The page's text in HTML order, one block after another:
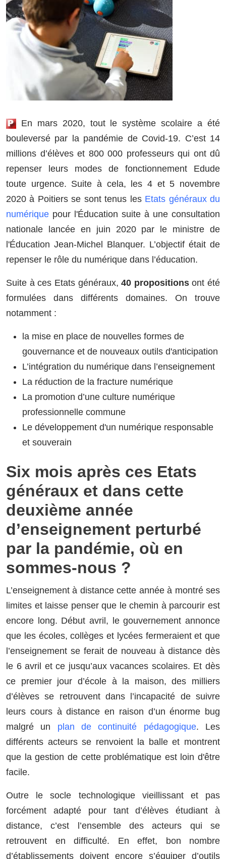
En mars 2020, tout le système scolaire a été
bouleversé par la pandémie de Covid-19. C’est 14
millions d’élèves et 800 000 professeurs qui ont dû
repenser leurs modes de fonctionnement Edude
toute urgence. Suite à cela, les 4 et 5 novembre
2020 à Poitiers se sont tenus les Etats généraux du
numérique pour l'Éducation suite à une consultation
nationale lancée en juin 2020 par le ministre de
l'Éducation Jean-Michel Blanquer. L’objectif était de
repenser le rôle du numérique dans l’éducation.
Suite à ces Etats généraux, 40 propositionsont été
formulées dans différents domaines. On trouve
notamment :
la mise en place de nouvelles formes de
gouvernance et de nouveaux outils d'anticipation
L’intégration du numérique dans l’enseignement
La réduction de la fracture numérique
La promotion d’une culture numérique
professionnelle commune
Le développement d'un numérique responsable
et souverain
Six mois après ces Etats
généraux et dans cette
deuxième année
d’enseignement perturbé
par la pandémie, où en
sommes-nous ?
L’enseignement à distance cette année à montré ses
limites et laisse penser que le chemin à parcourir est
encore long. Début avril, le gouvernement annonce
que les écoles, collèges et lycées fermeraient et que
l’enseignement se ferait de nouveau à distance dès
le 6 avril et ce jusqu’aux vacances scolaires. Et dès
ce premier jour d’école à la maison, des milliers
d’élèves se retrouvent dans l’incapacité de suivre
leurs cours à distance en raison d’un énorme bug
malgré un plan de continuité pédagogique. Les
différents acteurs se renvoient la balle et montrent
que la gestion de cette problématique est loin d'être
facile.
Outre le socle technologique vieillissant et pas
forcément adapté pour tant d’élèves étudiant à
distance, c’est l’ensemble des acteurs qui se
retrouvent en difficulté. En effet, bon nombre
d’établissements doivent encore s’équiper d’outils